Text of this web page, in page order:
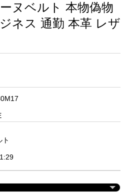
ヌベルト 本物偽物
ネス 通勤 本革 レザ
ト